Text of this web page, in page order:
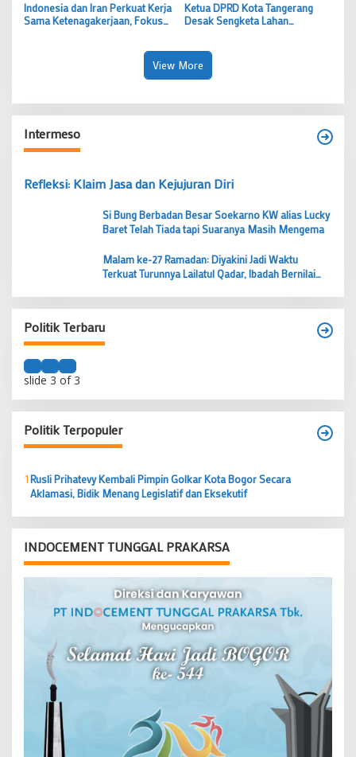
Indonesia dan Iran Perkuat Kerja
Sama Ketenagakerjaan, Fokus
Ketua DPRD Kota Tangerang
Desak Sengketa Lahan
View More
Intermeso
Refleksi: Klaim Jasa dan Kejujuran Diri
Si Bung Berbadan Besar Soekarno KW alias Lucky
Baret Telah Tiada tapi Suaranya Masih Mengema
Malam ke-27 Ramadan: Diyakini Jadi Waktu
Terkuat Turunnya Lailatul Qadar, Ibadah Bernilai
Politik Terbaru
slide 3 of 3
Politik Terpopuler
1Rusli Prihatevy Kembali Pimpin Golkar Kota Bogor Secara
Aklamasi, Bidik Menang Legislatif dan Eksekutif
INDOCEMENT TUNGGAL PRAKARSA